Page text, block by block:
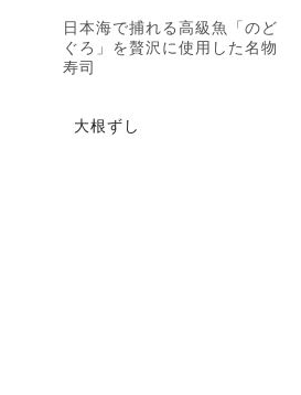
日本海で捕れる高級魚「のど
ぐろ」を贅沢に使用した名物
寿司
大根ずし